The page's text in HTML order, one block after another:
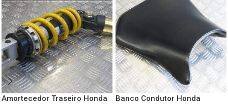
Amortecedor Traseiro Honda
Banco Condutor Honda